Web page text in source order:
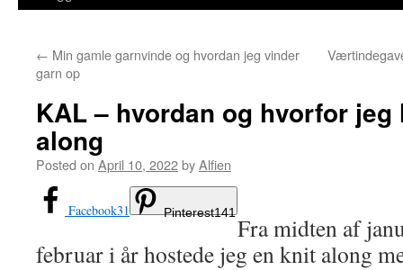
← Min gamle garnvinde og hvordan jeg vinder
garn op
KAL – hvordan og hvorfor
along
Posted on April 10, 2022byAlfien
Facebook31 Pinterest141Fra midten af
februar i år hostede jeg en knit along